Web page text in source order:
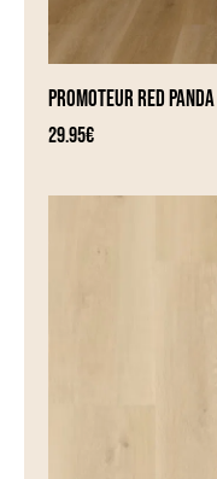
PROMOTEUR RED PANDA
29.95€